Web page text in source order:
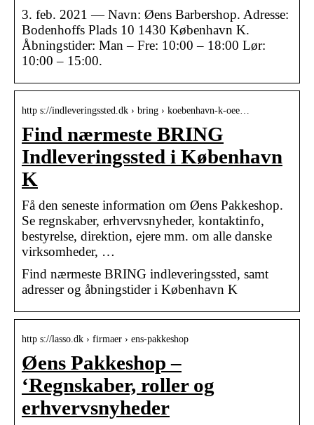
3. feb. 2021 — Navn: Øens Barbershop. Adresse:
Bodenhoffs Plads 10 1430 København K.
Åbningstider: Man – Fre: 10:00 – 18:00 Lør:
10:00 – 15:00.
http s://indleveringssted.dk › bring › koebenhavn-k-oee…
Find nærmeste BRING
Indleveringssted i København
K
Få den seneste information om Øens Pakkeshop.
Se regnskaber, erhvervsnyheder, kontaktinfo,
bestyrelse, direktion, ejere mm. om alle danske
virksomheder, …
Find nærmeste BRING indleveringssted, samt
adresser og åbningstider i København K
http s://lasso.dk › firmaer › ens-pakkeshop
Øens Pakkeshop –
‘Regnskaber, roller og
erhvervsnyheder